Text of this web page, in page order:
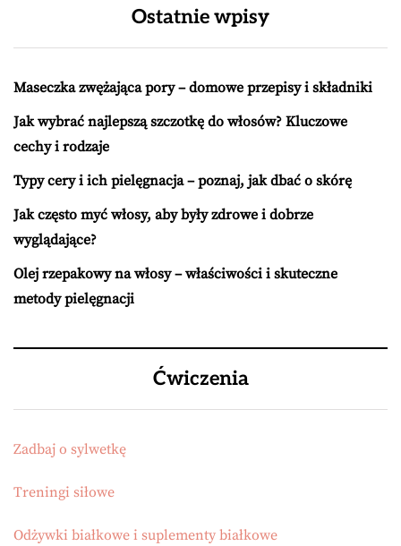
Ostatnie wpisy
Maseczka zwężająca pory – domowe przepisy i składniki
Jak wybrać najlepszą szczotkę do włosów? Kluczowe
cechy i rodzaje
Typy cery i ich pielęgnacja – poznaj, jak dbać o skórę
Jak często myć włosy, aby były zdrowe i dobrze
wyglądające?
Olej rzepakowy na włosy – właściwości i skuteczne
metody pielęgnacji
Ćwiczenia
Zadbaj o sylwetkę
Treningi siłowe
Odżywki białkowe i suplementy białkowe